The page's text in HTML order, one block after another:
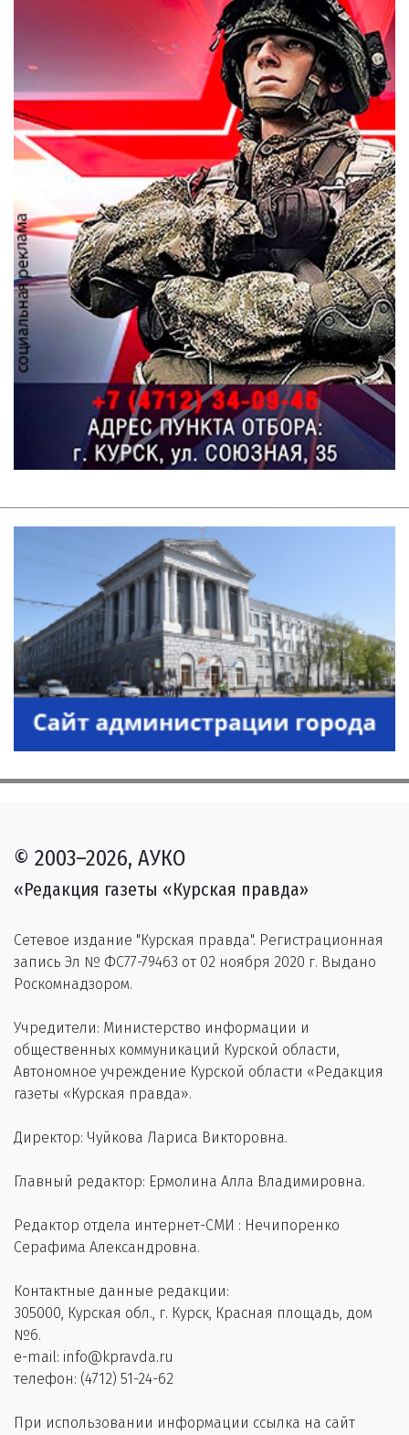
© 2003–2026, АУКО
«Редакция газеты «Курская правда»
Сетевое издание "Курская правда". Регистрационная
запись Эл № ФС77-79463 от 02 ноября 2020 г. Выдано
Роскомнадзором.
Учредители: Министерство информации и
общественных коммуникаций Курской области,
Автономное учреждение Курской области «Редакция
газеты «Курская правда».
Директор: Чуйкова Лариса Викторовна.
Главный редактор: Ермолина Алла Владимировна.
Редактор отдела интернет-СМИ : Нечипоренко
Серафима Александровна.
Контактные данные редакции:
305000, Курская обл., г. Курск, Красная площадь, дом
№6.
e-mail: info@kpravda.ru
телефон: (4712) 51-24-62
При использовании информации ссылка на сайт